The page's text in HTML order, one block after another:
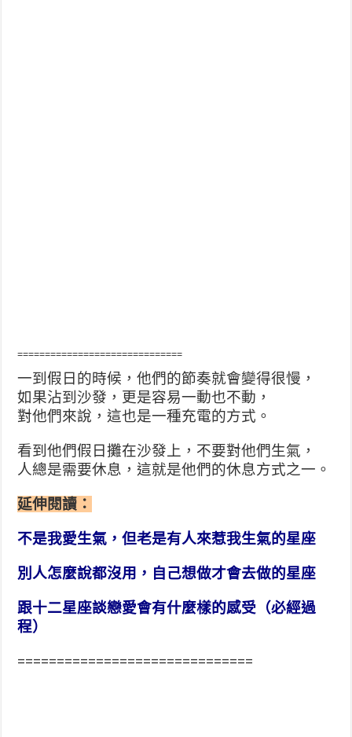
==============================
一到假日的時候，他們的節奏就會變得很慢，
如果沾到沙發，更是容易一動也不動，
對他們來說，這也是一種充電的方式。
看到他們假日攤在沙發上，不要對他們生氣，
人總是需要休息，這就是他們的休息方式之一。
延伸閱讀：
不是我愛生氣，但老是有人來惹我生氣的星座
別人怎麼說都沒用，自己想做才會去做的星座
跟十二星座談戀愛會有什麼樣的感受（必經過
程）
==============================